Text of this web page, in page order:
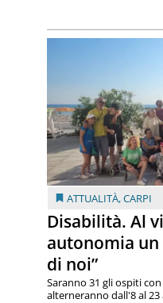
ATTUALITÀ,CARPI
Disabilità. Al
autonomia un
di noi”
Saranno 31 gli ospiti
alterneranno dall'8 al 23